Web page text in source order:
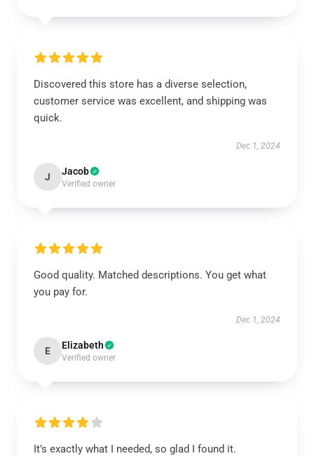
Discovered this store has a diverse selection,
customer service was excellent, and shipping was
quick.
Dec 1, 2024
J Jacob
Verified owner
Good quality. Matched descriptions. You get what
you pay for.
Dec 1, 2024
E Elizabeth
Verified owner
It’s exactly what I needed, so glad I found it.